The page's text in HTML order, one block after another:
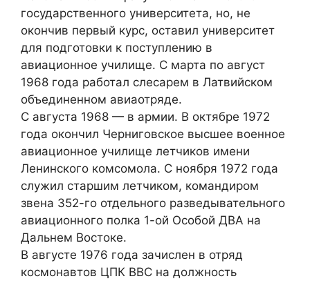
государственного университета, но, не
окончив первый курс, оставил университет
для подготовки к поступлению в
авиационное училище. С марта по август
1968 года работал слесарем в Латвийском
объединенном авиаотряде.
С августа 1968 — в армии. В октябре 1972
года окончил Черниговское высшее военное
авиационное училище летчиков имени
Ленинского комсомола. С ноября 1972 года
служил старшим летчиком, командиром
звена 352-го отдельного разведывательного
авиационного полка 1-ой Особой ДВА на
Дальнем Востоке.
В августе 1976 года зачислен в отряд
космонавтов ЦПК ВВС на должность